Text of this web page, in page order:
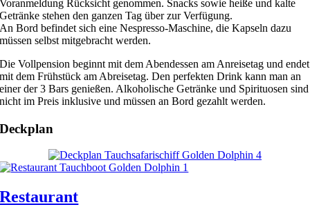
Voranmeldung Rücksicht genommen. Snacks sowie heiße und kalte
Getränke stehen den ganzen Tag über zur Verfügung.
An Bord befindet sich eine Nespresso-Maschine, die Kapseln dazu
müssen selbst mitgebracht werden.
Die Vollpension beginnt mit dem Abendessen am Anreisetag und endet
mit dem Frühstück am Abreisetag. Den perfekten Drink kann man an
einer der 3 Bars genießen. Alkoholische Getränke und Spirituosen sind
nicht im Preis inklusive und müssen an Bord gezahlt werden.
Deckplan
Restaurant